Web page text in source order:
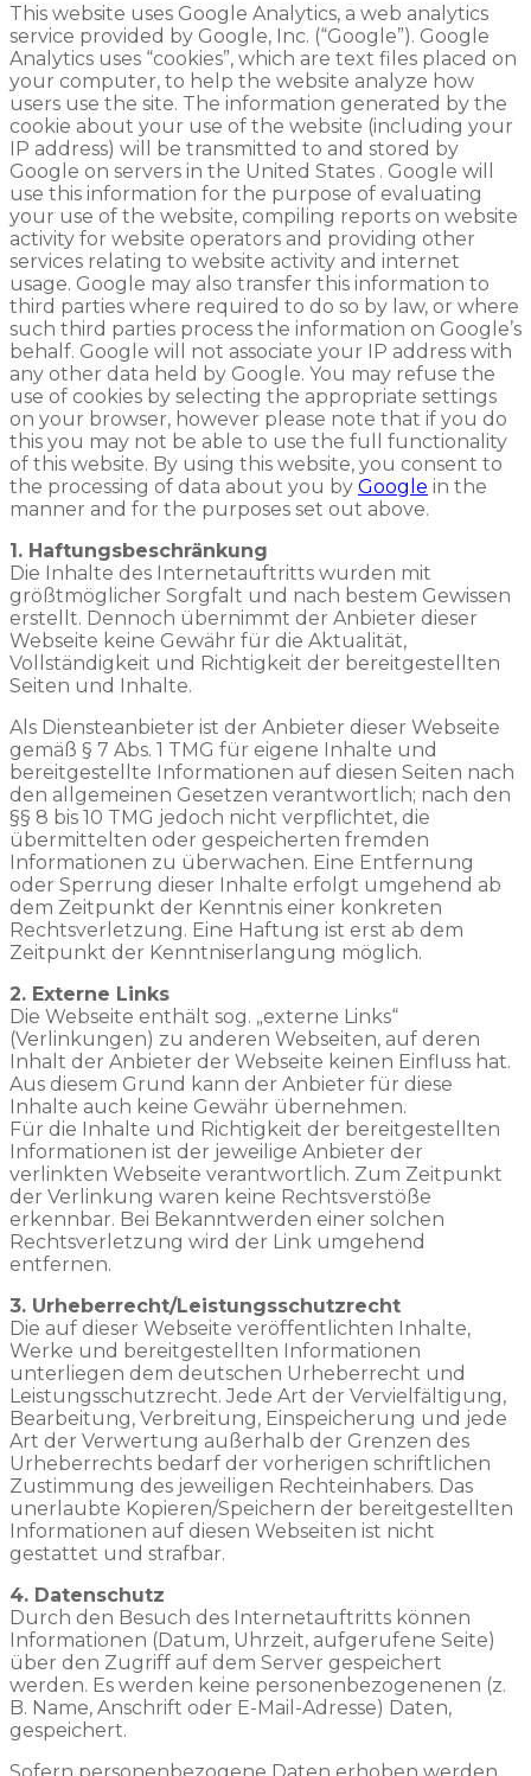
This website uses Google Analytics, a web analytics
service provided by Google, Inc. (“Google”). Google
Analytics uses “cookies”, which are text files placed on
your computer, to help the website analyze how
users use the site. The information generated by the
cookie about your use of the website (including your
IP address) will be transmitted to and stored by
Google on servers in the United States . Google will
use this information for the purpose of evaluating
your use of the website, compiling reports on website
activity for website operators and providing other
services relating to website activity and internet
usage. Google may also transfer this information to
third parties where required to do so by law, or where
such third parties process the information on Google’s
behalf. Google will not associate your IP address with
any other data held by Google. You may refuse the
use of cookies by selecting the appropriate settings
on your browser, however please note that if you do
this you may not be able to use the full functionality
of this website. By using this website, you consent to
the processing of data about you by Google in the
manner and for the purposes set out above.
1. Haftungsbeschränkung
Die Inhalte des Internetauftritts wurden mit
größtmöglicher Sorgfalt und nach bestem Gewissen
erstellt. Dennoch übernimmt der Anbieter dieser
Webseite keine Gewähr für die Aktualität,
Vollständigkeit und Richtigkeit der bereitgestellten
Seiten und Inhalte.
Als Diensteanbieter ist der Anbieter dieser Webseite
gemäß § 7 Abs. 1 TMG für eigene Inhalte und
bereitgestellte Informationen auf diesen Seiten nach
den allgemeinen Gesetzen verantwortlich; nach den
§§ 8 bis 10 TMG jedoch nicht verpflichtet, die
übermittelten oder gespeicherten fremden
Informationen zu überwachen. Eine Entfernung
oder Sperrung dieser Inhalte erfolgt umgehend ab
dem Zeitpunkt der Kenntnis einer konkreten
Rechtsverletzung. Eine Haftung ist erst ab dem
Zeitpunkt der Kenntniserlangung möglich.
2. Externe Links
Die Webseite enthält sog. „externe Links“
(Verlinkungen) zu anderen Webseiten, auf deren
Inhalt der Anbieter der Webseite keinen Einfluss hat.
Aus diesem Grund kann der Anbieter für diese
Inhalte auch keine Gewähr übernehmen.
Für die Inhalte und Richtigkeit der bereitgestellten
Informationen ist der jeweilige Anbieter der
verlinkten Webseite verantwortlich. Zum Zeitpunkt
der Verlinkung waren keine Rechtsverstöße
erkennbar. Bei Bekanntwerden einer solchen
Rechtsverletzung wird der Link umgehend
entfernen.
3. Urheberrecht/Leistungsschutzrecht
Die auf dieser Webseite veröffentlichten Inhalte,
Werke und bereitgestellten Informationen
unterliegen dem deutschen Urheberrecht und
Leistungsschutzrecht. Jede Art der Vervielfältigung,
Bearbeitung, Verbreitung, Einspeicherung und jede
Art der Verwertung außerhalb der Grenzen des
Urheberrechts bedarf der vorherigen schriftlichen
Zustimmung des jeweiligen Rechteinhabers. Das
unerlaubte Kopieren/Speichern der bereitgestellten
Informationen auf diesen Webseiten ist nicht
gestattet und strafbar.
4. Datenschutz
Durch den Besuch des Internetauftritts können
Informationen (Datum, Uhrzeit, aufgerufene Seite)
über den Zugriff auf dem Server gespeichert
werden. Es werden keine personenbezogenenen (z.
B. Name, Anschrift oder E-Mail-Adresse) Daten,
gespeichert.